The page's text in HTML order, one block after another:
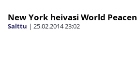
New York heivasi World Peacen
Salttu | 25.02.201423:02